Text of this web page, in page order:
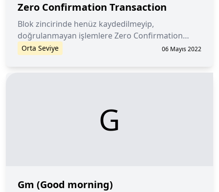
Zero Confirmation Transaction
Blok zincirinde henüz kaydedilmeyip,
doğrulanmayan işlemlere Zero Confirmation
Transaction denir.
Orta Seviye 06 Mayıs 2022
G
Gm (Good morning)